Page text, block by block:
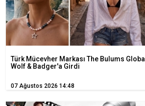
Türk Mücevher Markası The Bulums
Wolf & Badger'a Girdi
07 Ağustos 2026 14:48